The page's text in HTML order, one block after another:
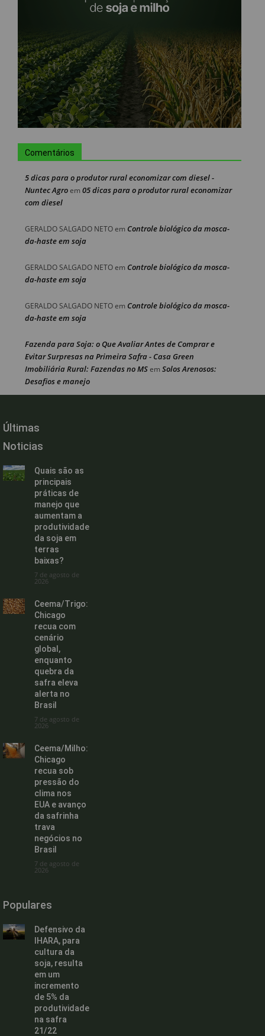
Comentários
5 dicas para o produtor rural economizar com diesel -
Nuntec Agroem 05 dicas para o produtor rural economizar
com diesel
GERALDO SALGADO NETOem Controle biológico da mosca-
da-haste em soja
GERALDO SALGADO NETOem Controle biológico da mosca-
da-haste em soja
GERALDO SALGADO NETOem Controle biológico da mosca-
da-haste em soja
Fazenda para Soja: o Que Avaliar Antes de Comprar e
Evitar Surpresas na Primeira Safra - Casa Green
Imobiliária Rural: Fazendas no MSem Solos Arenosos:
Desafios e manejo
Últimas
Noticias
Quais são as
principais
práticas de
manejo que
aumentam a
produtividade
da soja em
terras
baixas?
7 de agosto de
2026
Ceema/Trigo:
Chicago
recua com
cenário
global,
enquanto
quebra da
safra eleva
alerta no
Brasil
7 de agosto de
2026
Ceema/Milho:
Chicago
recua sob
pressão do
clima nos
EUA e avanço
da safrinha
trava
negócios no
Brasil
7 de agosto de
2026
Populares
Defensivo da
IHARA, para
cultura da
soja, resulta
em um
incremento
de 5% da
produtividade
na safra
21/22